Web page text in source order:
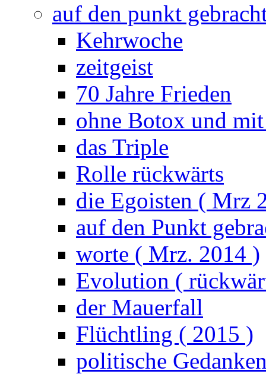
auf den punkt
Kehrwoche
zeitgeist
70 Jahre Frieden
ohne Botox und
das Triple
Rolle rückwärts
die Egoisten ( Mrz
auf den Punkt
worte ( Mrz. 2014 )
Evolution (
der Mauerfall
Flüchtling ( 2015 )
politische